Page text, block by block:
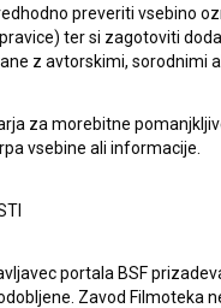
preveriti vsebino
ter si zagotoviti
z avtorskimi, sorodnimi
za morebitne
vsebine ali informacije.
portala BSF
Zavod Filmoteka